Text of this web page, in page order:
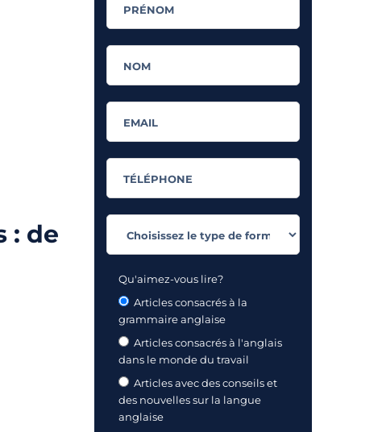
: de
Qu'aimez-vous lire?
Articles consacrés à la
grammaire anglaise
Articles consacrés à l'anglais
dans le monde du travail
Articles avec des conseils et
des nouvelles sur la langue
anglaise